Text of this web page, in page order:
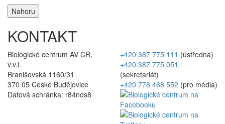
Nahoru
KONTAKT
Biologické centrum AV ČR,
v.v.i.
Branišovská 1160/31
370 05 České Budějovice
Datová schránka: r84nds8
+420 387 775 111 (ústředna)
+420 387 775 051
(sekretariát)
+420 778 468 552 (pro média)